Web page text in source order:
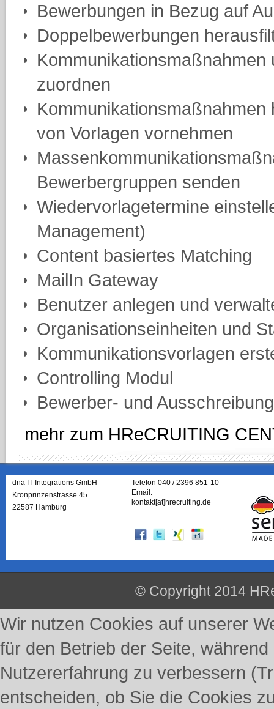
Bewerbungen in Bezug auf
Doppelbewerbungen
zuordnen
von Vorlagen vornehmen
Bewerbergruppen senden
Wiedervorlagetermine
Management)
Content basiertes Matching
MailIn Gateway
Benutzer anlegen und
Organisationseinheiten und
Kommunikationsvorlagen
Controlling Modul
Bewerber- und
mehr zum HReCRUITING
dna IT Integrations GmbH
Kronprinzenstrasse 45
22587 Hamburg
Telefon 040 / 2396 851-10
Email:
kontakt[at]hrecruiting.de
© Copyright 2014
Wir nutzen Cookies auf unserer
für den Betrieb der Seite,
Nutzererfahrung zu verbessern
entscheiden, ob Sie die Cookies